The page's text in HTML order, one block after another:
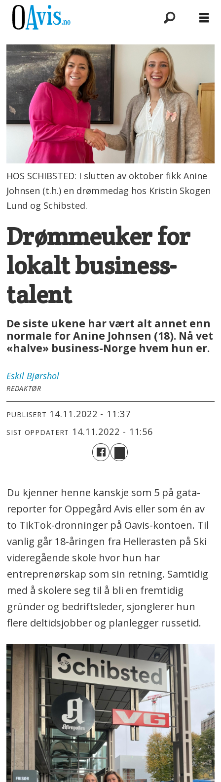
HOS SCHIBSTED: I slutten av oktober fikk Anine
Johnsen (t.h.) en drømmedag hos Kristin Skogen
Lund og Schibsted.
Drømmeuker for
lokalt business-
talent
De siste ukene har vært alt annet enn
normale for Anine Johnsen (18). Nå vet
«halve» business-Norge hvem hun er.
Eskil Bjørshol
REDAKTØR
PUBLISERT 14.11.2022 - 11:37
SIST OPPDATERT 14.11.2022 - 11:56
Du kjenner henne kanskje som 5 på gata-
reporter for Oppegård Avis eller som én av
to TikTok-dronninger på Oavis-kontoen. Til
vanlig går 18-åringen fra Hellerasten på Ski
videregående skole hvor hun har
entreprenørskap som sin retning. Samtidig
med å skolere seg til å bli en fremtidig
gründer og bedriftsleder, sjonglerer hun
flere deltidsjobber og planlegger russetid.